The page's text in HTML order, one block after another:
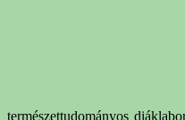
természettudományos